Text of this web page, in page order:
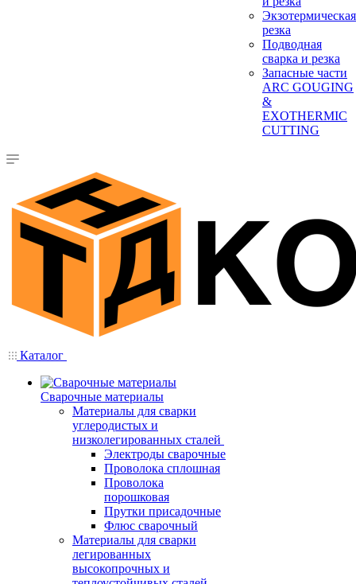
Экзотермическая
резка
Подводная
сварка и резка
Запасные части
ARC GOUGING
&
EXOTHERMIC
CUTTING
Каталог
Сварочные материалы
Материалы для сварки
углеродистых и
низколегированных сталей
Электроды сварочные
Проволока сплошная
Проволока
порошковая
Прутки присадочные
Флюс сварочный
Материалы для сварки
легированных
высокопрочных и